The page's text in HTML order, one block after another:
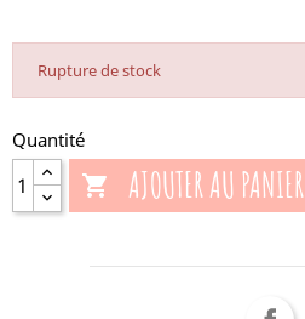
Rupture de stock
Quantité
 AJOUTER AU PANIER